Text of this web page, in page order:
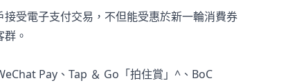
受電子支付交易，不但能受惠於新一輪消費券
。
Pay、Tap ＆ Go「拍住賞」^、BoC